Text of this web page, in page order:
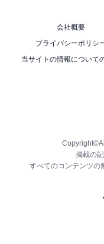
会社概要
プライバシーポリシ
当サイトの情報について
掲載の
すべてのコンテンツの